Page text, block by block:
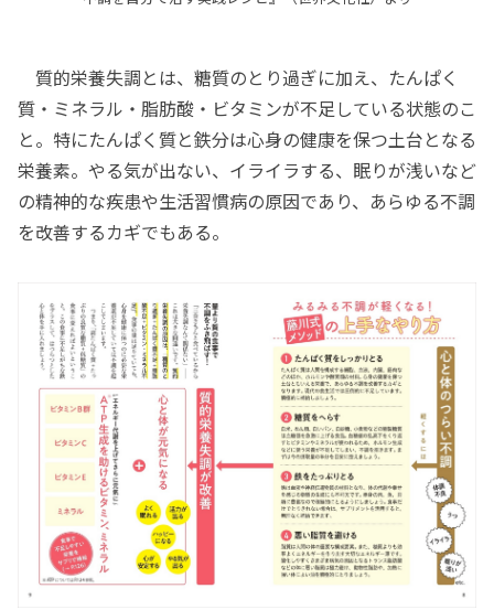
質的栄養失調とは、糖質のとり過ぎに加え、たんぱく
質・ミネラル・脂肪酸・ビタミンが不足している状態のこ
と。特にたんぱく質と鉄分は心身の健康を保つ土台となる
栄養素。やる気が出ない、イライラする、眠りが浅いなど
の精神的な疾患や生活習慣病の原因であり、あらゆる不調
を改善するカギでもある。